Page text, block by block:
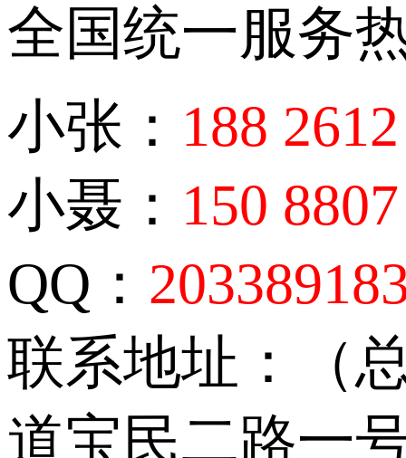
全国统一服务
小张： 188
小聂： 150
QQ：
联系地址：（
道宝民二路一